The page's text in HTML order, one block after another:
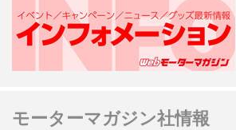
モーターマガジン社情報